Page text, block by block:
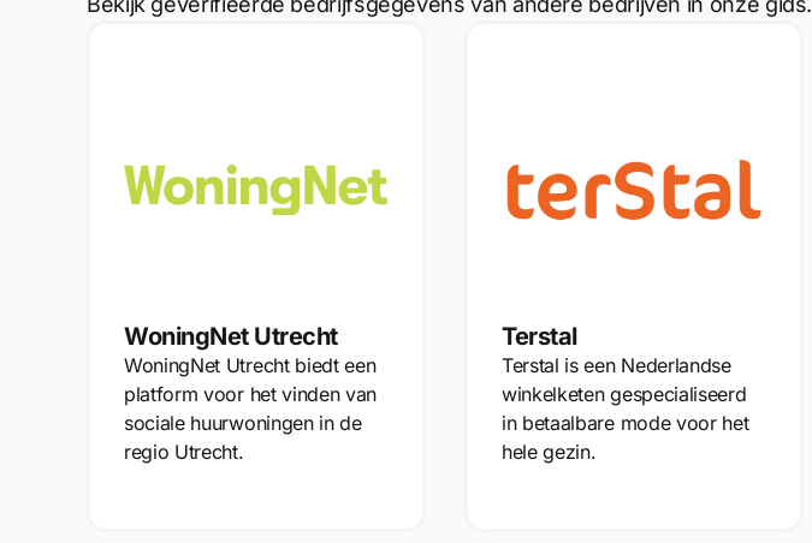
WoningNet Utrecht
WoningNet Utrecht biedt een
platform voor het vinden van
sociale huurwoningen in de
regio Utrecht.
Terstal
Terstal is een Nederlandse
winkelketen gespecialiseerd
in betaalbare mode voor het
hele gezin.